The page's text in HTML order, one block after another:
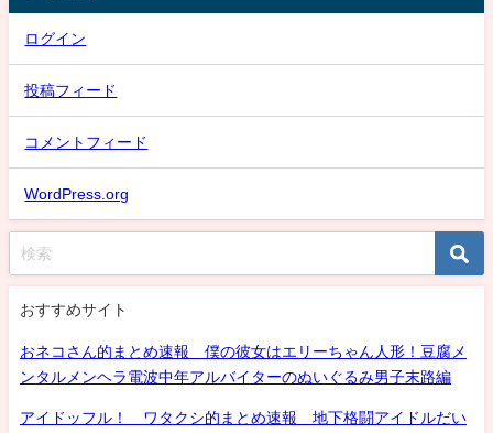
ログイン
投稿フィード
コメントフィード
WordPress.org
おすすめサイト
おネコさん的まとめ速報 僕の彼女はエリーちゃん人形！豆腐メ
ンタルメンヘラ電波中年アルバイターのぬいぐるみ男子末路編
アイドッフル！ ワタクシ的まとめ速報 地下格闘アイドルだい